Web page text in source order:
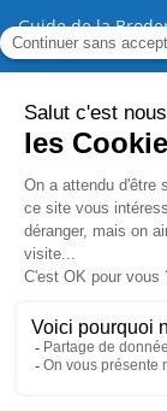
Guide de la
Commande
2008 -